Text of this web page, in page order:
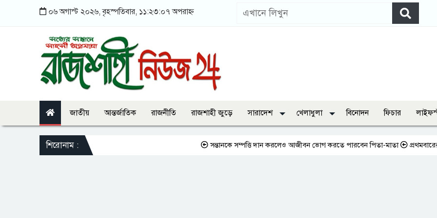
০৬ অগাস্ট ২০২৬, বৃহস্পতিবার, ১১:২৩:০৭ অপরাহ্ন
জাতীয় আন্তর্জাতিক রাজনীতি রাজশাহী জুড়ে সারাদেশ খেলাধুলা বিনোদন ফিচার
শিরোনাম : সন্তানকে সম্পত্তি দান করলেও আজীবন ভোগ করতে পারবেন পিতা-মাতা প্রথমবারের মতো